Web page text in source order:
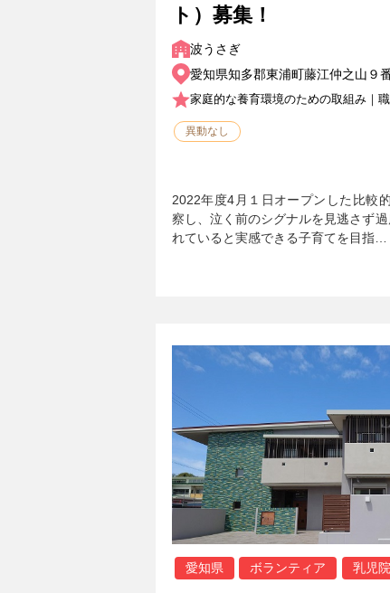
ト）募集！
波うさぎ
愛知県知多郡東浦町藤江仲之山９
家庭的な養育環境のための取組み｜
異動なし
2022年度4月１日オープンした比較
察し、泣く前のシグナルを見逃さず
れていると実感できる子育てを目指…
愛知県 ボランティア 乳児院